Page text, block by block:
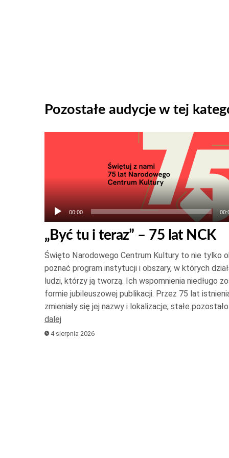
Pozostałe audycje w tej
00:00
„Być tu i teraz” – 75 lat NCK
Święto Narodowego Centrum Kultury to nie tylko
poznać program instytucji i obszary, w których
ludzi, którzy ją tworzą. Ich wspomnienia niedługo
formie jubileuszowej publikacji. Przez 75 lat
zmieniały się jej nazwy i lokalizacje; stałe
dalej
4 sierpnia 2026